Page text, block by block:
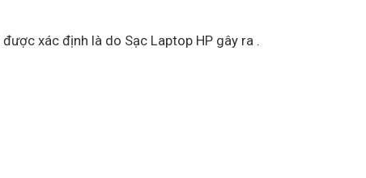
xác định là do Sạc Laptop HP gây ra .